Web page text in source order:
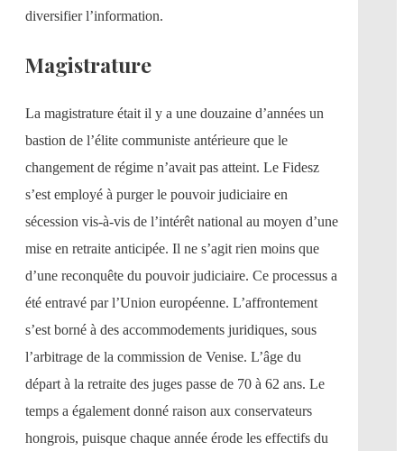
diversifier l’information.
Magistrature
La magistrature était il y a une douzaine d’années un
bastion de l’élite communiste antérieure que le
changement de régime n’avait pas atteint. Le Fidesz
s’est employé à purger le pouvoir judiciaire en
sécession vis-à-vis de l’intérêt national au moyen d’une
mise en retraite anticipée. Il ne s’agit rien moins que
d’une reconquête du pouvoir judiciaire. Ce processus a
été entravé par l’Union européenne. L’affrontement
s’est borné à des accommodements juridiques, sous
l’arbitrage de la commission de Venise. L’âge du
départ à la retraite des juges passe de 70 à 62 ans. Le
temps a également donné raison aux conservateurs
hongrois, puisque chaque année érode les effectifs du